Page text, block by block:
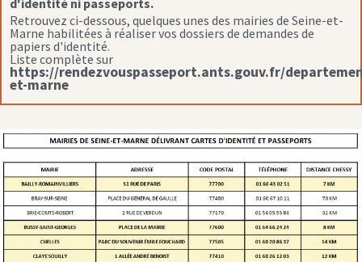
Retrouvez ci-dessous, quelques unes des mairies de Seine-et-
Marne habilitées à réaliser vos dossiers de demandes de
papiers d'identité.
Liste complète sur
https://rendezvouspasseport.ants.gouv.fr/
et-marne